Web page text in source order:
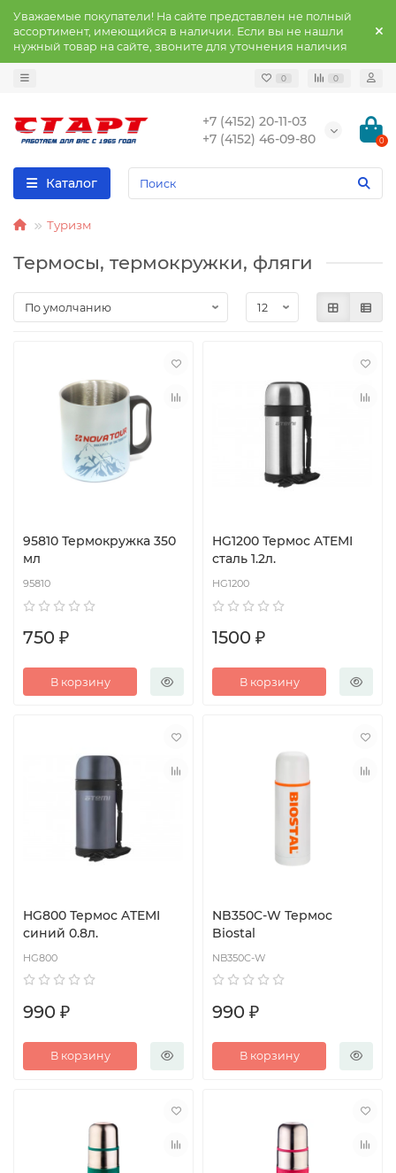
Уважаемые покупатели! На сайте представлен не полный
ассортимент, имеющийся в наличии. Если вы не нашли
нужный товар на сайте, звоните для уточнения наличия
0 0
+7 (4152) 20-11-03
+7 (4152) 46-09-80
0
Каталог
Туризм
Термосы, термокружки, фляги
95810 Термокружка 350
мл
95810
750 ₽
В корзину
HG1200 Термос ATEMI
сталь 1.2л.
HG1200
1500 ₽
В корзину
HG800 Термос ATEMI
синий 0.8л.
HG800
990 ₽
В корзину
NB350C-W Термос
Biostal
NB350C-W
990 ₽
В корзину